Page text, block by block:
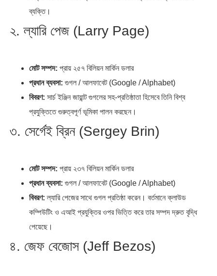
ব্যক্তি।
২. ল্যারি পেজ (Larry Page)
মোট সম্পদ: প্রায় ২৫৭ বিলিয়ন মার্কিন ডলার
প্রধান ব্যবসা: গুগল / আলফাবেট (Google / Alphabet)
বিবরণ: সার্চ ইঞ্জিন জায়ান্ট গুগলের সহ-প্রতিষ্ঠাতা হিসেবে তিনি বিশ্ব
প্রযুক্তিতে গুরুত্বপূর্ণ ভূমিকা পালন করছেন।
৩. সের্গেই ব্রিন (Sergey Brin)
মোট সম্পদ: প্রায় ২৩৭ বিলিয়ন মার্কিন ডলার
প্রধান ব্যবসা: গুগল / আলফাবেট (Google / Alphabet)
বিবরণ: ল্যারি পেজের সাথে গুগল প্রতিষ্ঠা করেন। বর্তমানে ক্লাউড
কম্পিউটিং ও এআই প্রযুক্তির ওপর ভিত্তি করে তার সম্পদ দ্রুত বৃদ্ধি
পেয়েছে।
৪. জেফ বেজোস (Jeff Bezos)